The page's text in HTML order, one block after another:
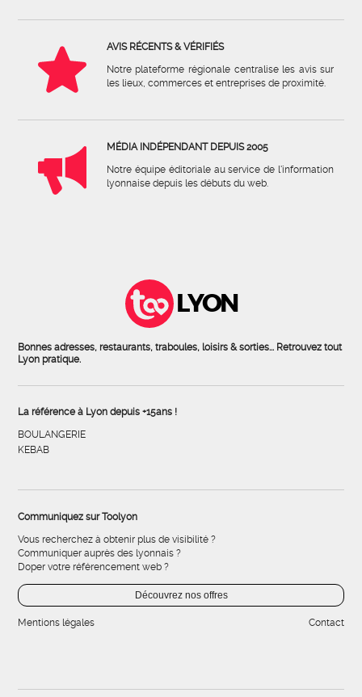
AVIS RÉCENTS & VÉRIFIÉS
Notre plateforme régionale centralise les avis sur
les lieux, commerces et entreprises de proximité.
MÉDIA INDÉPENDANT DEPUIS 2005
Notre équipe éditoriale au service de l'information
lyonnaise depuis les débuts du web.
LYON
Bonnes adresses, restaurants, traboules, loisirs & sorties... Retrouvez tout
Lyon pratique.
La référence à Lyon depuis +15ans !
BOULANGERIE
KEBAB
Communiquez sur Toolyon
Vous recherchez à obtenir plus de visibilité ?
Communiquer auprès des lyonnais ?
Doper votre référencement web ?
Découvrez nos offres
Mentions légales Contact